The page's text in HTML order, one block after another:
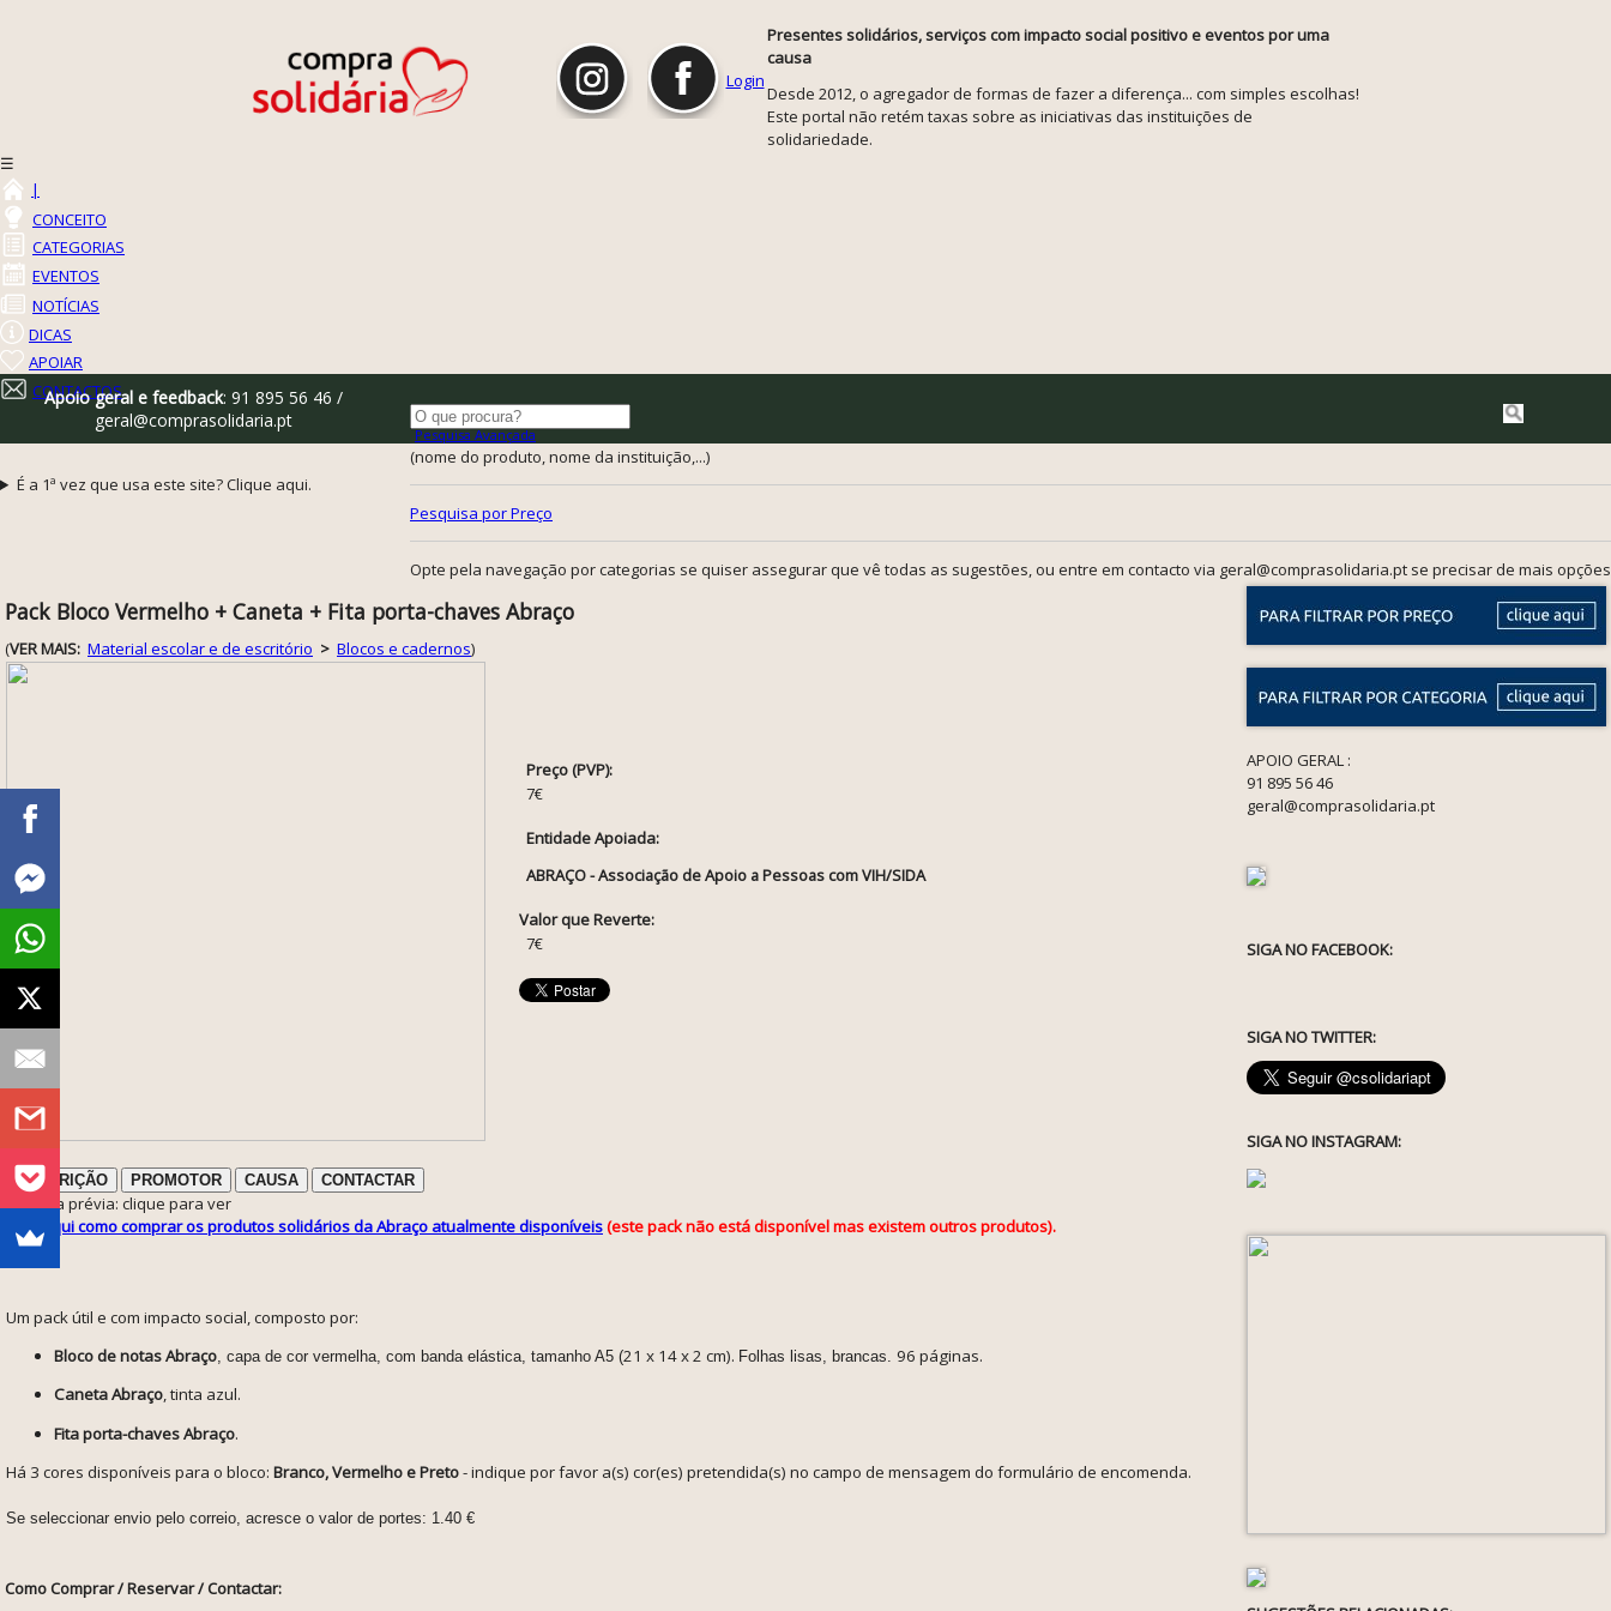
Login
Presentes solidários, serviços com impacto social positivo e eventos por uma
causa
Desde 2012, o agregador de formas de fazer a diferença... com simples escolhas!
Este portal não retém taxas sobre as iniciativas das instituições de
solidariedade.
☰
|
CONCEITO
CATEGORIAS
EVENTOS
NOTÍCIAS
DICAS
APOIAR
CONTACTOS
Pesquisa Avançada
(nome do produto, nome da instituição,...)
Pesquisa por Preço
Opte pela navegação por categorias se quiser assegurar que vê todas as sugestões, ou entre em contacto via geral@comprasolidaria.pt se precisar de mais opções
Apoio geral e feedback: 91 895 56 46 /
geral@comprasolidaria.pt
É a 1ª vez que usa este site? Clique aqui.
Pack Bloco Vermelho + Caneta + Fita porta-chaves Abraço
(VER MAIS: Material escolar e de escritório > Blocos e cadernos)
Preço (PVP):
7€
Entidade Apoiada:
ABRAÇO - Associação de Apoio a Pessoas com VIH/SIDA
Valor que Reverte:
7€
DESCRIÇÃO PROMOTOR CAUSA CONTACTAR
ℹ️ Nota prévia: clique para ver
Veja aqui como comprar os produtos solidários da Abraço atualmente disponíveis(este pack não está disponível mas existem outros produtos).
Um pack útil e com impacto social, composto por:
Bloco de notasAbraço , capa de cor vermelha, com banda elástica, tamanho A5 (21 x 14 x 2 cm). Folhas lisas, brancas. 96 páginas.
Caneta Abraço, tinta azul.
Fita porta-chaves Abraço.
Há 3 cores disponíveis para o bloco: Branco, Vermelho e Preto- indique por favor a(s) cor(es) pretendida(s) no campo de mensagem do formulário de encomenda.
Se seleccionar envio pelo correio, acresce o valor de portes: 1.40 €
Como Comprar / Reservar / Contactar:
APOIO GERAL :
91 895 56 46
geral@comprasolidaria.pt
SIGA NO FACEBOOK:
SIGA NO TWITTER:
SIGA NO INSTAGRAM: